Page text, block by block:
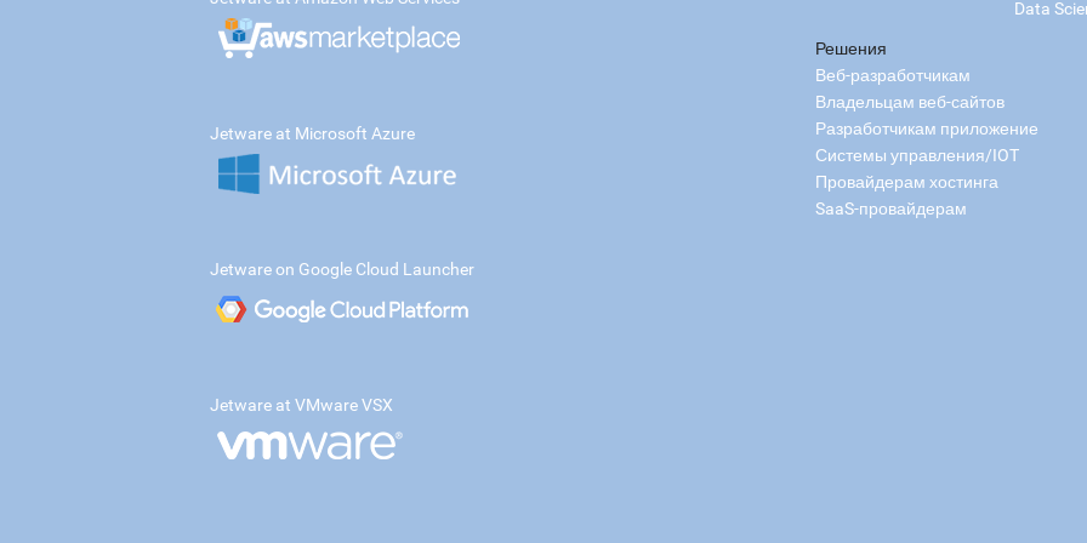
Data
Решения
Веб-разработчикам
Владельцам веб-сайтов
Разработчикам приложение
Системы управления/IOT
Провайдерам хостинга
SaaS-провайдерам
Jetware at Microsoft Azure
Jetware on Google Cloud Launcher
Jetware at VMware VSX